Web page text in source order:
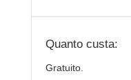
Quanto custa:
Gratuito.